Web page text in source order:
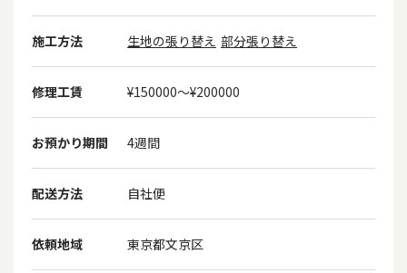
施工方法 生地の張り替え 部分張り替え
修理工賃 ¥150000〜¥200000
お預かり期間 4週間
配送方法 自社便
依頼地域 東京都文京区